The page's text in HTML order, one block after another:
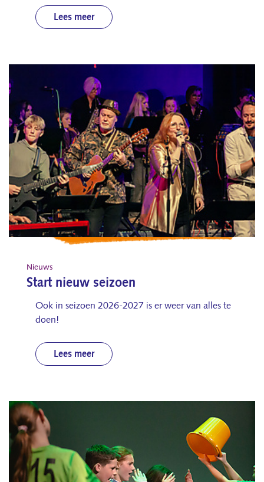
Lees meer
Nieuws
Start nieuw seizoen
Ook in seizoen 2026-2027 is er weer van alles te
doen!
Lees meer